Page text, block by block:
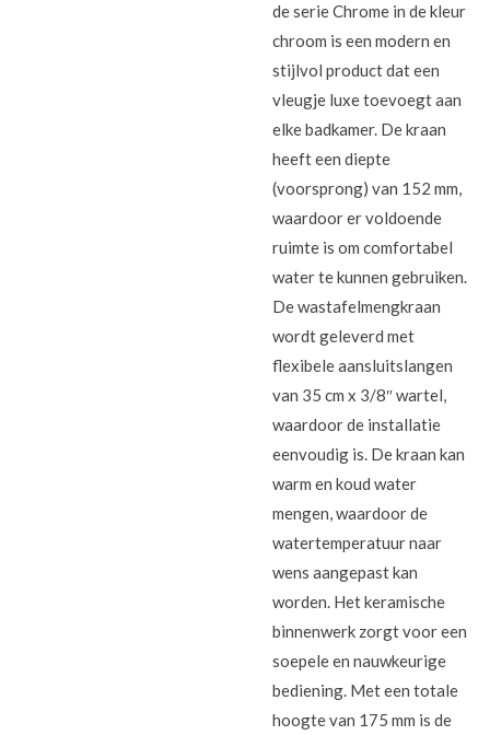
de serie Chrome in de kleur
chroom is een modern en
stijlvol product dat een
vleugje luxe toevoegt aan
elke badkamer. De kraan
heeft een diepte
(voorsprong) van 152 mm,
waardoor er voldoende
ruimte is om comfortabel
water te kunnen gebruiken.
De wastafelmengkraan
wordt geleverd met
flexibele aansluitslangen
van 35 cm x 3/8″ wartel,
waardoor de installatie
eenvoudig is. De kraan kan
warm en koud water
mengen, waardoor de
watertemperatuur naar
wens aangepast kan
worden. Het keramische
binnenwerk zorgt voor een
soepele en nauwkeurige
bediening. Met een totale
hoogte van 175 mm is de